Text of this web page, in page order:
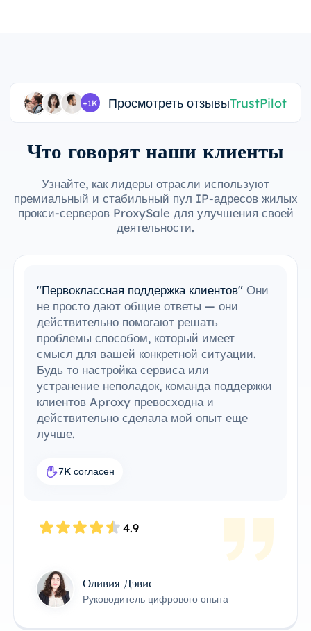
+1K Просмотреть отзывыTrustPilot
Что говорят наши клиенты
Узнайте, как лидеры отрасли используют
премиальный и стабильный пул IP-адресов жилых
прокси-серверов ProxySale для улучшения своей
деятельности.
"Первоклассная поддержка клиентов" Они
не просто дают общие ответы — они
действительно помогают решать
проблемы способом, который имеет
смысл для вашей конкретной ситуации.
Будь то настройка сервиса или
устранение неполадок, команда поддержки
клиентов Aproxy превосходна и
действительно сделала мой опыт еще
лучше.
7K согласен
4.9
Оливия Дэвис
Руководитель цифрового опыта